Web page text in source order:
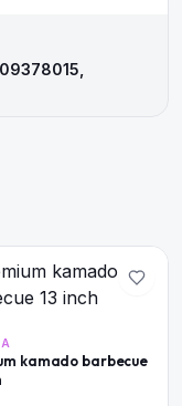
kamado barbecue